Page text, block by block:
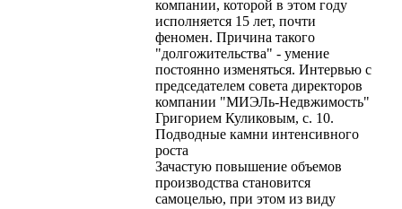
компании, которой в этом году
исполняется 15 лет, почти
феномен. Причина такого
"долгожительства" - умение
постоянно изменяться. Интервью с
председателем совета директоров
компании "МИЭЛь-Недвжимость"
Григорием Куликовым, с. 10.
Подводные камни интенсивного
роста
Зачастую повышение объемов
производства становится
самоцелью, при этом из виду